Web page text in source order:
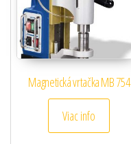
Magnetická vrtačka MB 754
Viac info